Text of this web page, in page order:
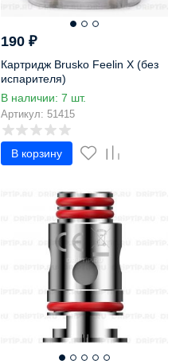
190₽
Картридж Brusko Feelin X (без
испарителя)
В наличии: 7 шт.
Артикул: 51415
В корзину